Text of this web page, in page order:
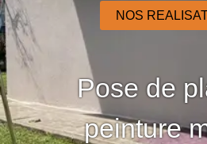
NOS
Pose de
peinture